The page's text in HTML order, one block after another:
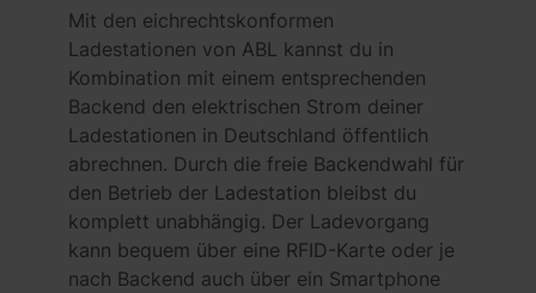
Mit den eichrechtskonformen
Ladestationen von ABL kannst du in
Kombination mit einem entsprechenden
Backend den elektrischen Strom deiner
Ladestationen in Deutschland öffentlich
abrechnen. Durch die freie Backendwahl für
den Betrieb der Ladestation bleibst du
komplett unabhängig. Der Ladevorgang
kann bequem über eine RFID-Karte oder je
nach Backend auch über ein Smartphone